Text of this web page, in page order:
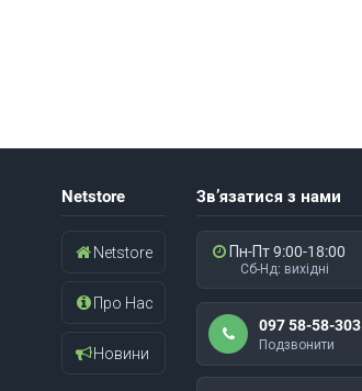
Netstore
Netstore
Про Нас
Новини
Зв’язатися з нами
Пн-Пт 9:00-18:00
Сб-Нд: вихідні
097 58-58-303
Подзвонити